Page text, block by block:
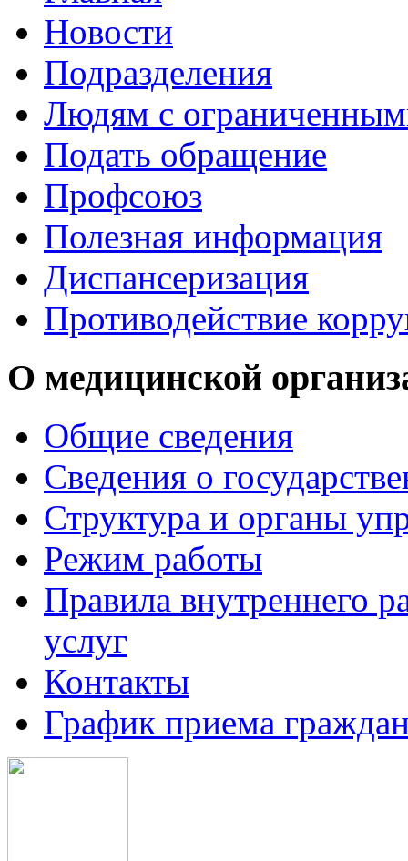
Новости
Подразделения
Людям с
Подать обращение
Профсоюз
Полезная информация
Диспансеризация
Противодействие
О медицинской
Общие сведения
Сведения о
Структура и органы
Режим работы
Правила внутреннего
услуг
Контакты
График приема